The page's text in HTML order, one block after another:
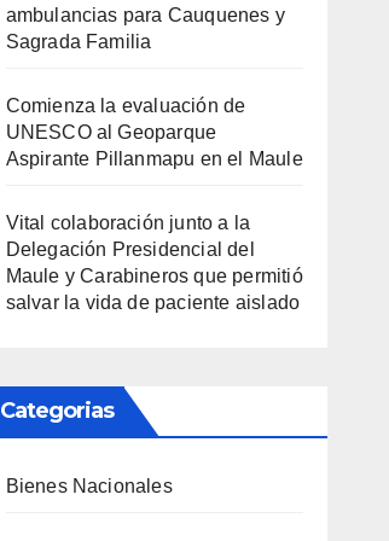
ambulancias para Cauquenes y
Sagrada Familia
Comienza la evaluación de
UNESCO al Geoparque
Aspirante Pillanmapu en el Maule
Vital colaboración junto a la
Delegación Presidencial del
Maule y Carabineros que permitió
salvar la vida de paciente aislado
Categorias
Bienes Nacionales